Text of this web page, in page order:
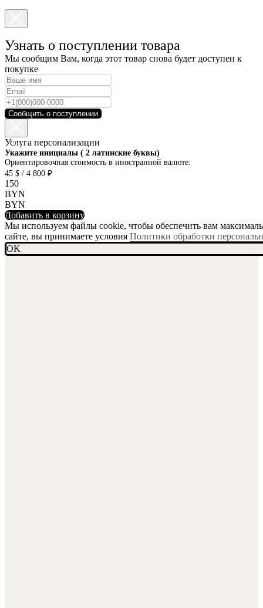
Узнать о поступлении товара
Мы сообщим Вам, когда этот товар снова будет доступен к
покупке
Сообщить о поступлении
Услуга персонализации
Укажите инициалы ( 2 латинские буквы)
Ориентировочная стоимость в иностранной валюте:
45 $ / 4 800 ₽
150
BYN
BYN
Добавить в корзину
Мы используем файлы cookie, чтобы обеспечить вам
сайте, вы принимаете условия Политики обработки
OK